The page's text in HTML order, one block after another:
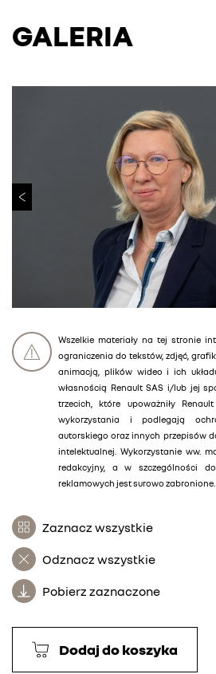
GALERIA
Wszelkie materiały na tej stronie
ograniczenia do tekstów, zdjęć,
animacją, plików wideo i ich
własnością Renault SAS i/lub jej
trzecich, które upoważniły
wykorzystania i podlegają
autorskiego oraz innych przepisów
intelektualnej. Wykorzystanie ww.
redakcyjny, a w szczególności
reklamowych jest surowo zabronione.
Zaznacz wszystkie
Odznacz wszystkie
Pobierz zaznaczone
Dodaj do koszyka